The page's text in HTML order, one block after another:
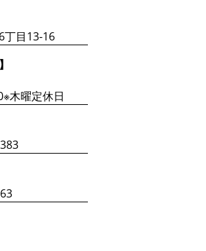
丁目13-16
木曜定休日